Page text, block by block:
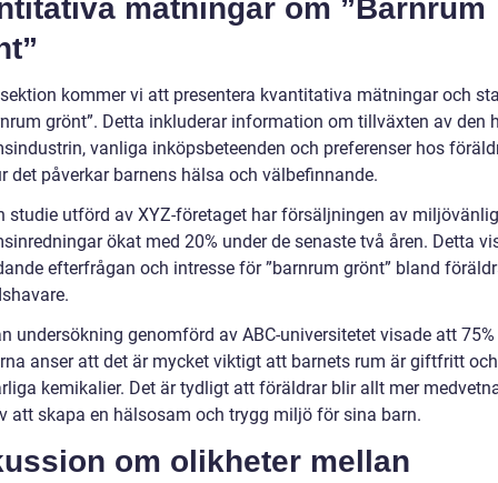
mätningar om ”Barnrum
kommer vi att presentera kvantitativa mätningar och
grönt”. Detta inkluderar information om tillväxten av den
vanliga inköpsbeteenden och preferenser hos
det påverkar barnens hälsa och välbefinnande.
studie utförd av XYZ-företaget har försäljningen av
ökat med 20% under de senaste två åren. Detta
efterfrågan och intresse för ”barnrum grönt” bland
undersökning genomförd av ABC-universitetet visade att
anser att det är mycket viktigt att barnets rum är giftfritt
kemikalier. Det är tydligt att föräldrar blir allt mer
att skapa en hälsosam och trygg miljö för sina barn.
om olikheter mellan